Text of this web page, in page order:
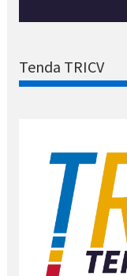
Tenda TRICV